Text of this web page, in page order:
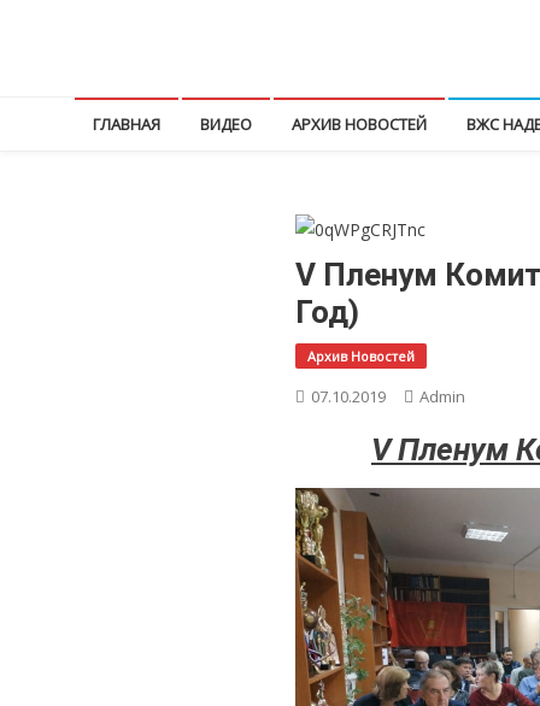
ГЛАВНАЯ ВИДЕО АРХИВ НОВОСТЕЙ ВЖС
V Пленум
Год)
Архив Новостей
07.10.2019 Admin
V Пленум